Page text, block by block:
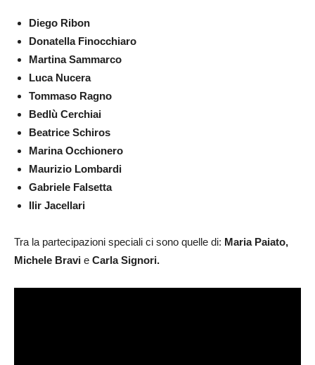
Diego Ribon
Donatella Finocchiaro
Martina Sammarco
Luca Nucera
Tommaso Ragno
Bedlù Cerchiai
Beatrice Schiros
Marina Occhionero
Maurizio Lombardi
Gabriele Falsetta
Ilir Jacellari
Tra la partecipazioni speciali ci sono quelle di: Maria Paiato,
Michele Bravi e Carla Signori.